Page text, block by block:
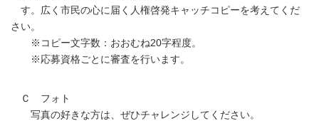
す。広く市民の心に届く人権啓発キャッチコピーを考えてくだ
さい。
※コピー文字数：おおむね20字程度。
※応募資格ごとに審査を行います。
Ｃ フォト
写真の好きな方は、ぜひチャレンジしてください。